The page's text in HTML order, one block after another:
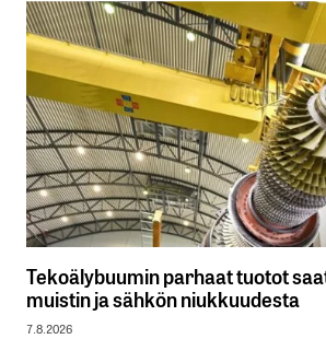
Tekoälybuumin parhaat tuotot
muistin ja sähkön niukkuudesta
7.8.2026